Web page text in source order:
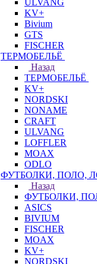
ULVANG
KV+
Bivium
GTS
FISCHER
ТЕРМОБЕЛЬЁ
Назад
ТЕРМОБЕЛЬЁ
KV+
NORDSKI
NONAME
CRAFT
ULVANG
LOFFLER
MOAX
ODLO
ФУТБОЛКИ, ПОЛО,
Назад
ФУТБОЛКИ,
ASICS
BIVIUM
FISCHER
MOAX
KV+
NORDSKI